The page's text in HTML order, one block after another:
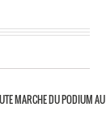
MARCHE DU PODIUM AU